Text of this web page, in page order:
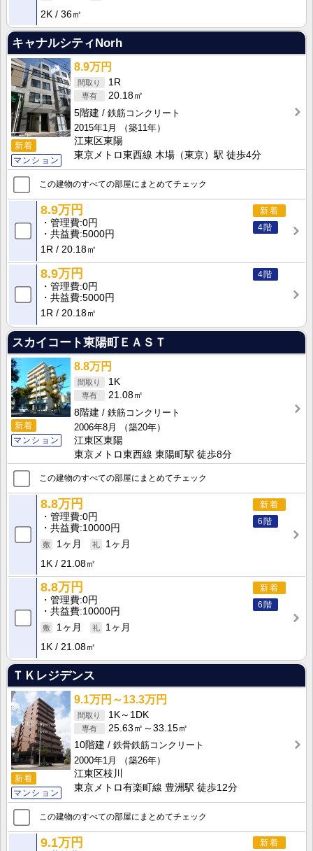
2K
36㎡
キャナルシティNorh
新着
マンション
8.9万円
1R
20.18㎡
5階建
鉄筋コンクリート
2015年1月
（築11年）
江東区東陽
東京メトロ東西線 木場（東京）駅 徒歩4分
この建物のすべての部屋にまとめてチェック
新着
4階
8.9万円
管理費 0円
共益費 5000円
1R
20.18㎡
4階
8.9万円
管理費 0円
共益費 5000円
1R
20.18㎡
スカイコート東陽町ＥＡＳＴ
新着
マンション
8.8万円
1K
21.08㎡
8階建
鉄筋コンクリート
2006年8月
（築20年）
江東区東陽
東京メトロ東西線 東陽町駅 徒歩8分
この建物のすべての部屋にまとめてチェック
新着
6階
8.8万円
管理費 0円
共益費 10000円
1ヶ月
1ヶ月
1K
21.08㎡
新着
6階
8.8万円
管理費 0円
共益費 10000円
1ヶ月
1ヶ月
1K
21.08㎡
ＴＫレジデンス
新着
マンション
9.1万円～13.3万円
1K～1DK
25.63㎡～33.15㎡
10階建
鉄骨鉄筋コンクリート
2000年1月
（築26年）
江東区枝川
東京メトロ有楽町線 豊洲駅 徒歩12分
この建物のすべての部屋にまとめてチェック
新着
9.1万円